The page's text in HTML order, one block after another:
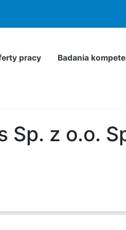
pracy Badania
Sp. z o.o.